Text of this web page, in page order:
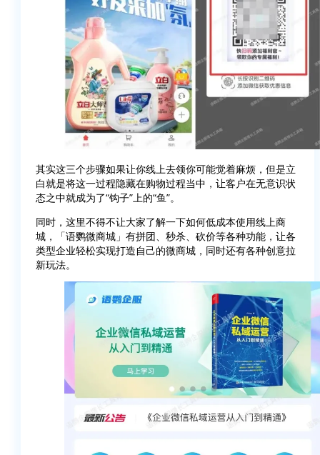
其实这三个步骤如果让你线上去领你可能觉着麻烦，但是立
白就是将这一过程隐藏在购物过程当中，让客户在无意识状
态之中就成为了“钩子”上的“鱼”。
同时，这里不得不让大家了解一下如何低成本使用线上商
城，「语鹦微商城」有拼团、秒杀、砍价等各种功能，让各
类型企业轻松实现打造自己的微商城，同时还有各种创意拉
新玩法。